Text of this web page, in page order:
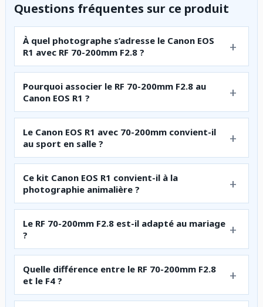
Questions fréquentes sur ce produit
À quel photographe s’adresse le Canon EOS
R1 avec RF 70-200mm F2.8 ?
Pourquoi associer le RF 70-200mm F2.8 au
Canon EOS R1 ?
Le Canon EOS R1 avec 70-200mm convient-il
au sport en salle ?
Ce kit Canon EOS R1 convient-il à la
photographie animalière ?
Le RF 70-200mm F2.8 est-il adapté au mariage
?
Quelle différence entre le RF 70-200mm F2.8
et le F4 ?